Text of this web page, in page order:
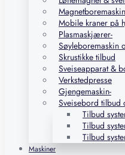
Magnetboremaskin
Mobile kraner på
Plasmaskjærer-
Søyleboremaskin
Skrustikke tilbud
Sveiseapparat &
Verkstedpresse
Gjengemaskin-
Sveisebord tilbud
Tilbud
Tilbud
Tilbud
Maskiner